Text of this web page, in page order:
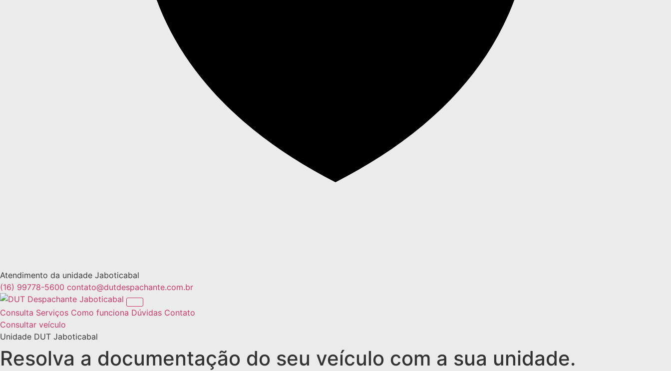
Atendimento da unidade Jaboticabal
(16) 99778-5600 contato@dutdespachante.com.br
Jaboticabal
Consulta Serviços Como funciona Dúvidas Contato
Consultar veículo
Unidade DUT Jaboticabal
Resolva a documentação do seu veículo com a sua unidade.